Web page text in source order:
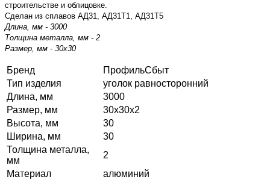
строительстве и облицовке.
Сделан из сплавов АД31, АД31Т1, АД31Т5
Длина, мм - 3000
Толщина металла, мм - 2
Размер, мм - 30х30
Бренд
ПрофильСбыт
Тип изделия
уголок равносторонний
Длина, мм
3000
Размер, мм
30х30х2
Высота, мм
30
Ширина, мм
30
Толщина металла,
мм
2
Материал
алюминий